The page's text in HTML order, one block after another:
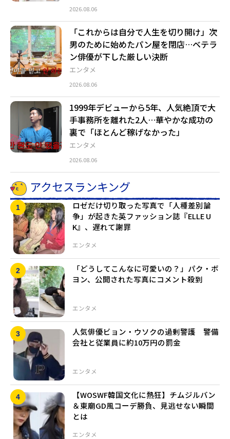
2026.08.06
エンタメ
「これからは自分で人生を切り開け」次
男のために始めたパン屋を閉店…ベテラ
ン俳優が下した厳しい決断
2026.08.06
エンタメ
1999年デビューから5年、人気絶頂で大
手事務所を離れた2人…華やかな成功の
裏で「ほとんど稼げなかった」
2026.08.06
アクセスランキング
エンタメ
ロゼだけ切り取った写真で「人種差別論
争」が起きた英ファッション誌『ELLE U
K』、遅れて謝罪
エンタメ
「どうしてこんなに可愛いの？」パク・ボ
ヨン、公開された写真にコメント殺到
エンタメ
人気俳優ビョン・ウソクの過剰警護 警備
会社と従業員に約10万円の罰金
エンタメ
【WOSWF韓国文化に熱狂】チムジルバン
＆東廟GD風コーデ勝負、見逃せない瞬間
とは